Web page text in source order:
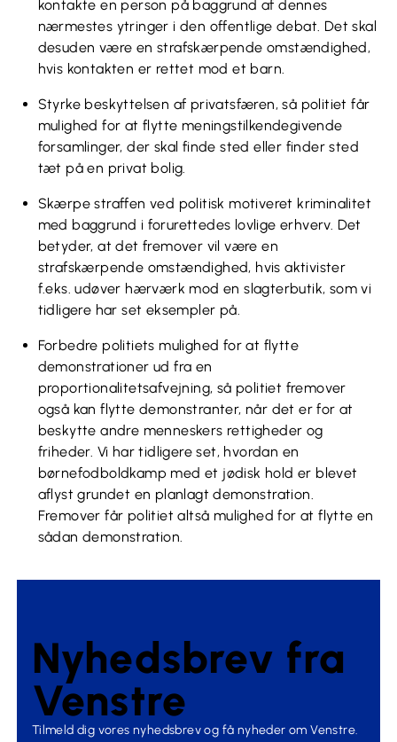
kontakte en person på baggrund af dennes
nærmestes ytringer i den offentlige debat. Det skal
desuden være en strafskærpende omstændighed,
hvis kontakten er rettet mod et barn.
Styrke beskyttelsen af privatsfæren, så politiet får
mulighed for at flytte meningstilkendegivende
forsamlinger, der skal finde sted eller finder sted
tæt på en privat bolig.
Skærpe straffen ved politisk motiveret kriminalitet
med baggrund i forurettedes lovlige erhverv. Det
betyder, at det fremover vil være en
strafskærpende omstændighed, hvis aktivister
f.eks. udøver hærværk mod en slagterbutik, som vi
tidligere har set eksempler på.
Forbedre politiets mulighed for at flytte
demonstrationer ud fra en
proportionalitetsafvejning, så politiet fremover
også kan flytte demonstranter, når det er for at
beskytte andre menneskers rettigheder og
friheder. Vi har tidligere set, hvordan en
børnefodboldkamp med et jødisk hold er blevet
aflyst grundet en planlagt demonstration.
Fremover får politiet altså mulighed for at flytte en
sådan demonstration.
Nyhedsbrev fra
Venstre
Tilmeld dig vores nyhedsbrev og få nyheder om Venstre.